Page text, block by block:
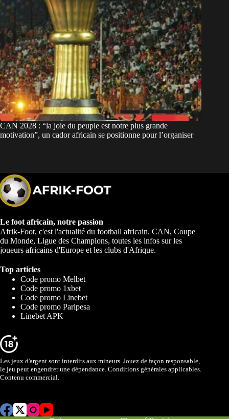
CAN 2028 : “la joie du peuple est notre plus grande
motivation”, un cador africain se positionne pour l’organiser
Le foot africain, notre passion
Afrik-Foot, c'est l'actualité du football africain. CAN, Coupe
du Monde, Ligue des Champions, toutes les infos sur les
joueurs africains d'Europe et les clubs d'Afrique.
Top articles
Code promo Melbet
Code promo 1xbet
Code promo Linebet
Code promo Paripesa
Linebet APK
Les jeux d'argent sont interdits aux mineurs. Jouez de façon responsable,
le jeu peut engendrer une dépendance. Conditions générales applicables.
Contenu commercial.